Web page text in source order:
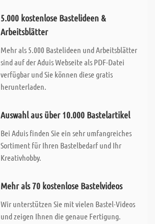
5.000 kostenlose Bastelideen &
Arbeitsblätter
Mehr als 5.000 Bastelideen und Arbeitsblätter
sind auf der Aduis Webseite als PDF-Datei
verfügbar und Sie können diese gratis
herunterladen.
Auswahl aus über 10.000 Bastelartikel
Bei Aduis finden Sie ein sehr umfangreiches
Sortiment für Ihren Bastelbedarf und Ihr
Kreativhobby.
Mehr als 70 kostenlose Bastelvideos
Wir unterstützen Sie mit vielen Bastel-Videos
und zeigen Ihnen die genaue Fertigung.